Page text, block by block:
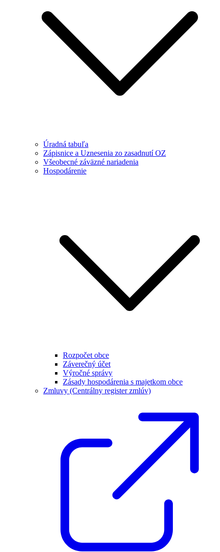
Úradná tabuľa
Zápisnice a Uznesenia zo zasadnutí OZ
Všeobecné záväzné nariadenia
Hospodárenie
Rozpočet obce
Záverečný účet
Výročné správy
Zásady hospodárenia s majetkom obce
Zmluvy (Centrálny register zmlúv)